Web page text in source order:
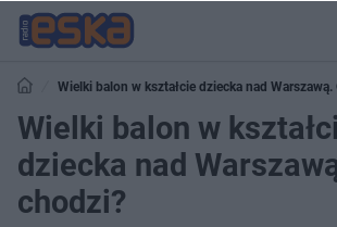
Wielki balon w kształcie dziecka nad
Wielki balon w
dziecka nad
chodzi?